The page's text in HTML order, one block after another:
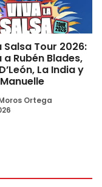
Salsa Tour 2026:
Rubén Blades,
La India y
Ortega